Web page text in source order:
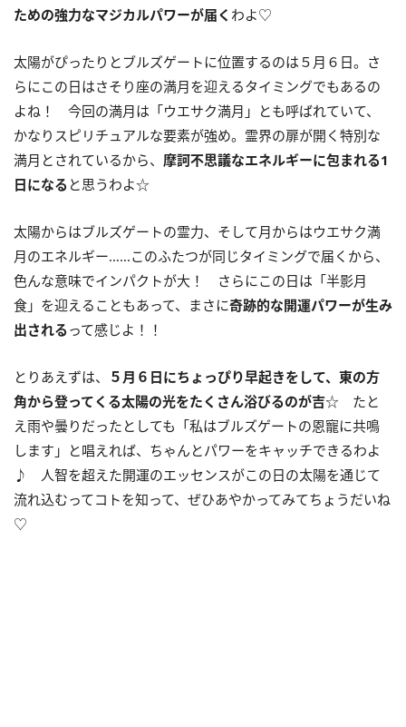
ための強力なマジカルパワーが届く わよ♡
太陽がぴったりとブルズゲートに位置するのは５月６日。さ
らにこの日はさそり座の満月を迎えるタイミングでもあるの
よね！ 今回の満月は「ウエサク満月」とも呼ばれていて、
かなりスピリチュアルな要素が強め。霊界の扉が開く特別な
満月とされているから、 摩訶不思議なエネルギーに包まれる1
日になる と思うわよ☆
太陽からはブルズゲートの霊力、そして月からはウエサク満
月のエネルギー……このふたつが同じタイミングで届くから、
色んな意味でインパクトが大！ さらにこの日は「半影月
食」を迎えることもあって、まさに奇跡的な開運パワーが生み
出される って感じよ！！
とりあえずは、
５月６日にちょっぴり早起きをして、東の方
角から登ってくる太陽の光をたくさん浴びるのが吉☆ たと
え雨や曇りだったとしても「私はブルズゲートの恩寵に共鳴
します」と唱えれば、ちゃんとパワーをキャッチできるわよ
♪ 人智を超えた開運のエッセンスがこの日の太陽を通じて
流れ込むってコトを知って、ぜひあやかってみてちょうだいね
♡